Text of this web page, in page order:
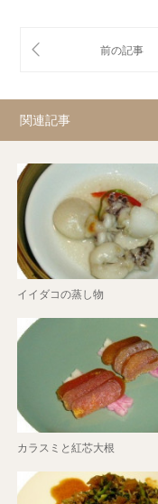
関連記事
イイダコの蒸し物
カラスミと紅芯大根